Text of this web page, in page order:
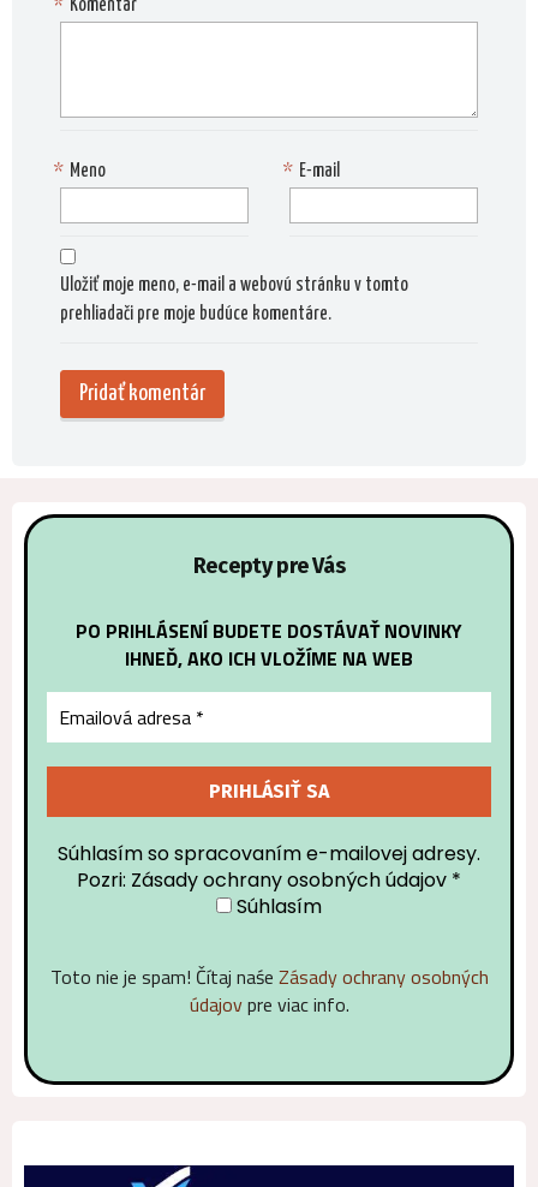
Komentár
*
Meno
* E-mail
*
Uložiť moje meno, e-mail a webovú stránku v tomto
prehliadači pre moje budúce komentáre.
Recepty pre Vás
PO PRIHLÁSENÍ BUDETE DOSTÁVAŤ NOVINKY
IHNEĎ, AKO ICH VLOŽÍME NA WEB
Súhlasím so spracovaním e-mailovej adresy.
Pozri: Zásady ochrany osobných údajov *
Súhlasím
Toto nie je spam! Čítaj naśe Zásady ochrany osobných
údajovpre viac info.
Alternative: